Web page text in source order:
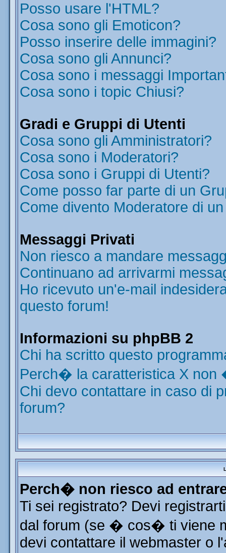
Posso usare l'HTML?
Cosa sono gli Emoticon?
Posso inserire delle immagini?
Cosa sono gli Annunci?
Cosa sono i messaggi
Cosa sono i topic Chiusi?
Gradi e Gruppi di Utenti
Cosa sono gli Amministratori?
Cosa sono i Moderatori?
Cosa sono i Gruppi di Utenti?
Come posso far parte di un
Come divento Moderatore di
Messaggi Privati
Non riesco a mandare
Continuano ad arrivarmi
Ho ricevuto un'e-mail
questo forum!
Informazioni su phpBB 2
Chi ha scritto questo
Perch� la caratteristica X non
Chi devo contattare in caso di
forum?
Perch� non riesco ad
Ti sei registrato? Devi
dal forum (se � cos� ti viene
devi contattare il webmaster o